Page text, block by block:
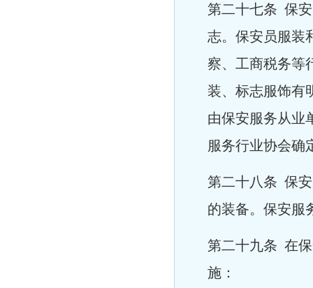
第二十七条 保
志。保安员服装
察、工商税务等
装、标志服饰有
由保安服务从业
服务行业协会确
第二十八条 保
的装备。保安服
第二十九条 在
施：